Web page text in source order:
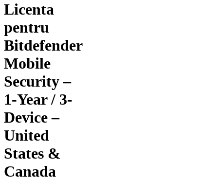
Licenta
pentru
Bitdefender
Mobile
Security –
1-Year / 3-
Device –
United
States &
Canada